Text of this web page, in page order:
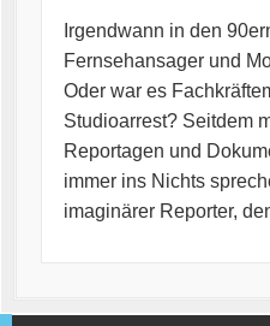
Irgendwann in den
Fernsehansager und
Oder war es
Studioarrest? Seitdem
Reportagen und
immer ins Nichts
imaginärer Reporter,